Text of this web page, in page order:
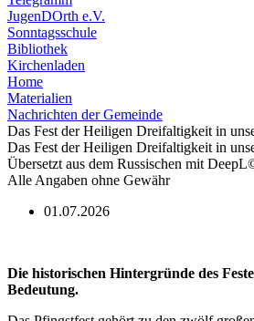
JugenDOrth e.V.
Sonntagsschule
Bibliothek
Kirchenladen
Home
Materialien
Nachrichten der Gemeinde
Das Fest der Heiligen Dreifaltigkeit in
Das Fest der Heiligen Dreifaltigkeit in
Übersetzt aus dem Russischen mit
Alle Angaben ohne Gewähr
01.07.2026
Die historischen Hintergründe des
Bedeutung.